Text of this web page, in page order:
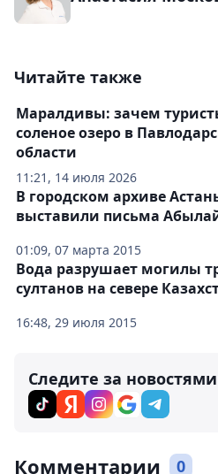
Читайте также
11:21, 14 июля 2026
Маралдивы: зачем
соленое озеро в
области
01:09, 07 марта 2015
В городском архиве
выставили письма
16:48, 29 июля 2015
Вода разрушает могилы
султанов на севере
Следите за
Комментарии 0